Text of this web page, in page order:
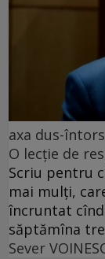
axa dus-întors
O lecție de
Scriu pentru
mai mulți,
încruntat
săptămîna
Sever